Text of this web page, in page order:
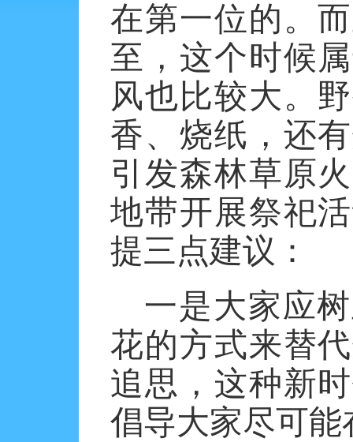
在第一位的。
至，这个时候
风也比较大。
香、烧纸，还
引发森林草原
地带开展祭祀
提三点建议：
一是大家应
花的方式来替
追思，这种新
倡导大家尽可